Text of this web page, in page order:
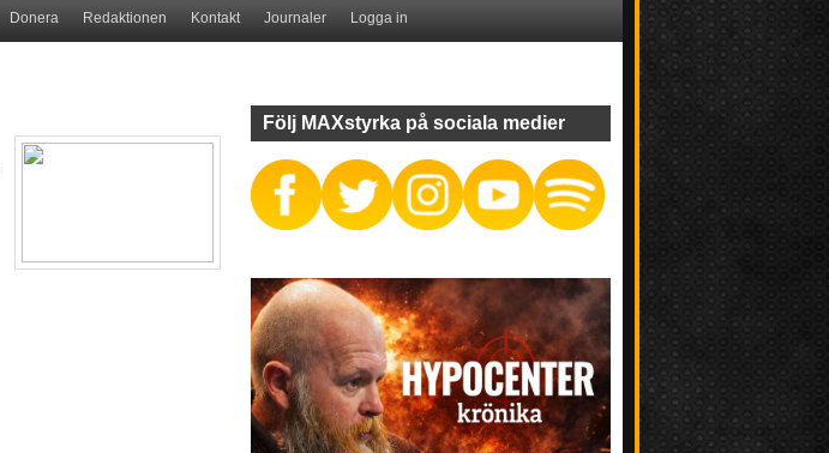
Donera Redaktionen Kontakt Journaler Logga in
Följ MAXstyrka på sociala medier